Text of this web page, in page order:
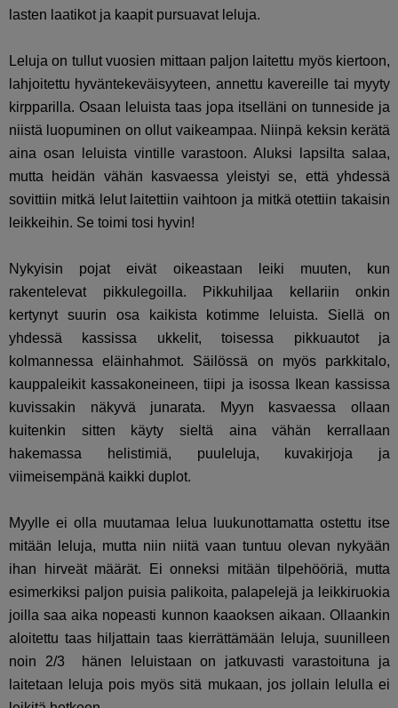
lasten laatikot ja kaapit pursuavat leluja.
Leluja on tullut vuosien mittaan paljon laitettu myös kiertoon,
lahjoitettu hyväntekeväisyyteen, annettu kavereille tai myyty
kirpparilla. Osaan leluista taas jopa itselläni on tunneside ja
niistä luopuminen on ollut vaikeampaa. Niinpä keksin kerätä
aina osan leluista vintille varastoon. Aluksi lapsilta salaa,
mutta heidän vähän kasvaessa yleistyi se, että yhdessä
sovittiin mitkä lelut laitettiin vaihtoon ja mitkä otettiin takaisin
leikkeihin. Se toimi tosi hyvin!
Nykyisin pojat eivät oikeastaan leiki muuten, kun
rakentelevat pikkulegoilla. Pikkuhiljaa kellariin onkin
kertynyt suurin osa kaikista kotimme leluista. Siellä on
yhdessä kassissa ukkelit, toisessa pikkuautot ja
kolmannessa eläinhahmot. Säilössä on myös parkkitalo,
kauppaleikit kassakoneineen, tiipi ja isossa Ikean kassissa
kuvissakin näkyvä junarata. Myyn kasvaessa ollaan
kuitenkin sitten käyty sieltä aina vähän kerrallaan
hakemassa helistimiä, puuleluja, kuvakirjoja ja
viimeisempänä kaikki duplot.
Myylle ei olla muutamaa lelua luukunottamatta ostettu itse
mitään leluja, mutta niin niitä vaan tuntuu olevan nykyään
ihan hirveät määrät. Ei onneksi mitään tilpehööriä, mutta
esimerkiksi paljon puisia palikoita, palapelejä ja leikkiruokia
joilla saa aika nopeasti kunnon kaaoksen aikaan. Ollaankin
aloitettu taas hiljattain taas kierrättämään leluja, suunilleen
noin 2/3 hänen leluistaan on jatkuvasti varastoituna ja
laitetaan leluja pois myös sitä mukaan, jos jollain lelulla ei